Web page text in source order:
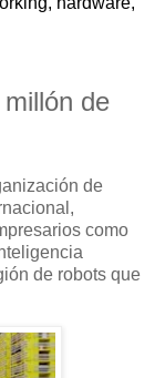
de
de
como
de robots que